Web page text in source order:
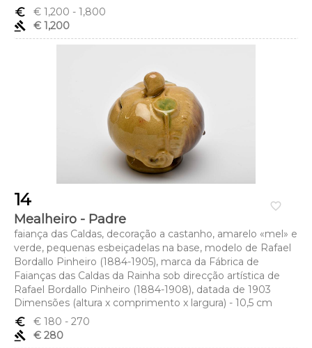
euro_symbol
€ 1,200 - 1,800
gavel
€ 1,200
favorite_border
14
Mealheiro - Padre
faiança das Caldas, decoração a castanho, amarelo «mel» e
verde, pequenas esbeiçadelas na base, modelo de Rafael
Bordallo Pinheiro (1884-1905), marca da Fábrica de
Faianças das Caldas da Rainha sob direcção artística de
Rafael Bordallo Pinheiro (1884-1908), datada de 1903
Dimensões (altura x comprimento x largura) - 10,5 cm
euro_symbol
€ 180 - 270
gavel
€ 280